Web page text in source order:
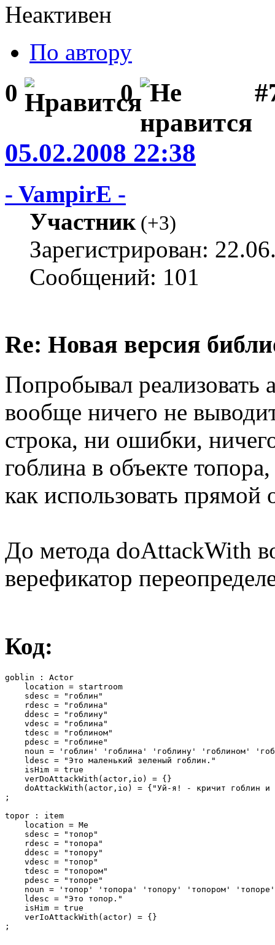
Неактивен
По автору
0 0
05.02.2008 22:38
- VampirE -
Участник(+3)
Зарегистрирован:
Сообщений: 101
Re: Новая версия
Попробывал реализовать
вообще ничего не
строка, ни ошибки,
гоблина в объекте
как использовать прямой
До метода doAttackWith
верефикатор
Код:
goblin : Actor
    location = startroom
    sdesc = "гоблин"
    rdesc = "гоблина"
    ddesc = "гоблину"
    vdesc = "гоблина"
    tdesc = "гоблином"
    pdesc = "гоблине"
noun = 'гоблин' 'гоблина' 'гоблину' 'гоблином'
    ldesc = "Это маленький зеленый гоблин."
    isHim = true
    verDoAttackWith(actor,io) = {}
doAttackWith(actor,io) = {"Уй-я! - кричит гоблин и
;
topor : item
    location = Me
    sdesc = "топор"
    rdesc = "топора"
    ddesc = "топору"
    vdesc = "топор"
    tdesc = "топором"
    pdesc = "топоре"
noun = 'топор' 'топора' 'топору' 'топором'
    ldesc = "Это топор."
    isHim = true
    verIoAttackWith(actor) = {}
;